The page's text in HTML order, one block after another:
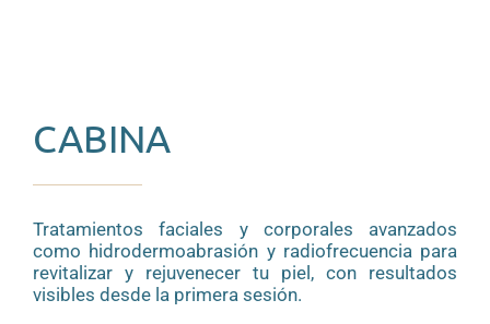
CABINA
Tratamientos faciales y corporales avanzados
como hidrodermoabrasión y radiofrecuencia para
revitalizar y rejuvenecer tu piel, con resultados
visibles desde la primera sesión.